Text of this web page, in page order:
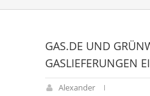
GAS.DE UND
GASLIEFERUNGEN
Alexander